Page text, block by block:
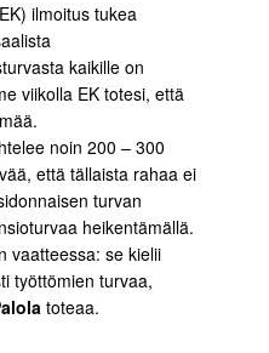
ilmoitus tukea
kaikille on
viikolla EK totesi, että
noin 200 – 300
että tällaista rahaa ei
turvan
heikentämällä.
vaatteessa: se kielii
työttömien turvaa,
toteaa.